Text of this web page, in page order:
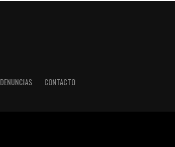
DENUNCIAS CONTACTO